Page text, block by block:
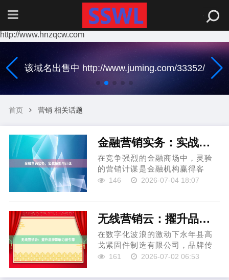
http://www.hnzqcw.com
该域名出售中 http://www.juming.com/33352/
首页 营销 相关话题
金融营销实务：实战技能与计谋
在竞争强烈的金融商场中，灵验
的营销计谋是金融机构赢得客
户、提高品牌影响力的要津。金
树立信任、传递价值的经由。 率
先，精确定位盘算客户是收效营
销的...
146 2026-07-04 18:07
无线营销云：擢升品牌影响力新引擎
在数字化波浪的激动下永年县高
戈紧固件制造有限公司，品牌传
播面孔正阅历真切变革。传统营
长的个性化需求，而“无线营销
161 2026-07-02 06:53